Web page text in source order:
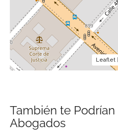
Leaflet
También te
Abogados